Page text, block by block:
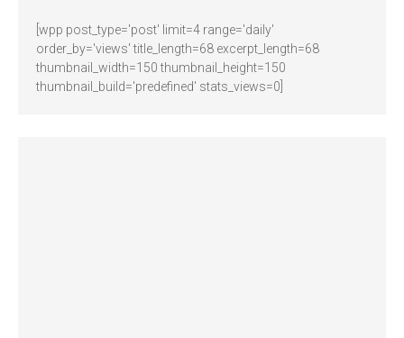
[wpp post_type='post' limit=4 range='daily'
order_by='views' title_length=68 excerpt_length=68
thumbnail_width=150 thumbnail_height=150
thumbnail_build='predefined' stats_views=0]